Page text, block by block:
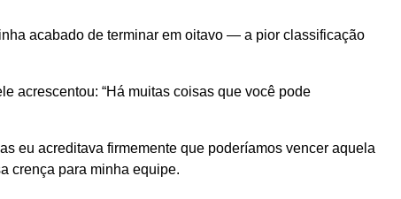
acabado de terminar em oitavo — a pior classificação
acrescentou: “Há muitas coisas que você pode
eu acreditava firmemente que poderíamos vencer aquela
crença para minha equipe.